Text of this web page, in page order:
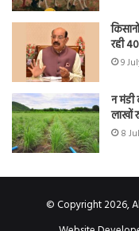
रही
9
न
लाखों
8
© Copyright 2026,